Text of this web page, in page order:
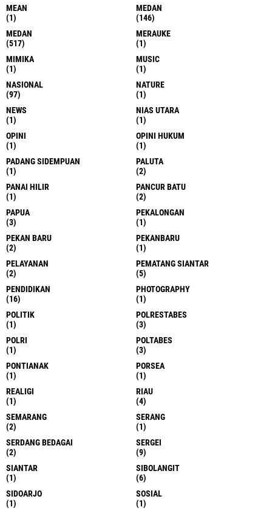
MEAN
(1)
MEDAN
(146)
MEDAN
(517)
MERAUKE
(1)
MIMIKA
(1)
MUSIC
(1)
NASIONAL
(97)
NATURE
(1)
NEWS
(1)
NIAS UTARA
(1)
OPINI
(1)
OPINI HUKUM
(1)
PADANG SIDEMPUAN
(1)
PALUTA
(2)
PANAI HILIR
(1)
PANCUR BATU
(2)
PAPUA
(3)
PEKALONGAN
(1)
PEKAN BARU
(2)
PEKANBARU
(1)
PELAYANAN
(2)
PEMATANG SIANTAR
(5)
PENDIDIKAN
(16)
PHOTOGRAPHY
(1)
POLITIK
(1)
POLRESTABES
(3)
POLRI
(1)
POLTABES
(3)
PONTIANAK
(1)
PORSEA
(1)
REALIGI
(1)
RIAU
(4)
SEMARANG
(2)
SERANG
(1)
SERDANG BEDAGAI
(2)
SERGEI
(9)
SIANTAR
(1)
SIBOLANGIT
(6)
SIDOARJO
(1)
SOSIAL
(1)